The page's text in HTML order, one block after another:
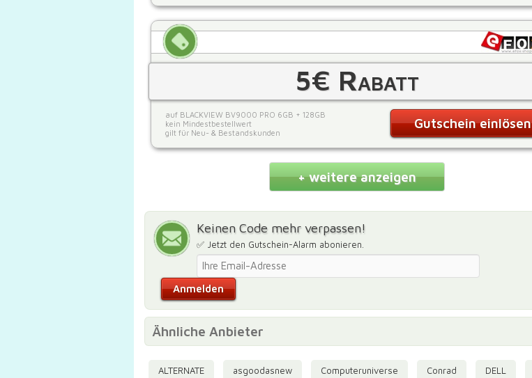
5€ Rabatt
auf BLACKVIEW BV9000 PRO 6GB + 128GB
kein Mindestbestellwert
gilt für Neu- & Bestandskunden
Gutschein einlösen
+ weitere anzeigen
Keinen Code mehr verpassen!
✅ Jetzt den Gutschein-Alarm abonieren.
Ähnliche Anbieter
ALTERNATE asgoodasnew Computeruniverse Conrad DELL